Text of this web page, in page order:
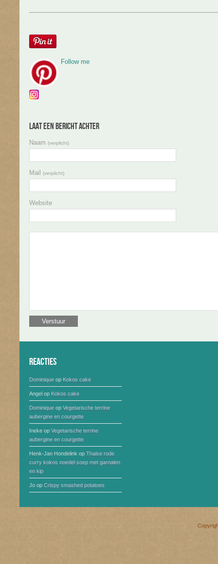
Follow me
Laat een bericht achter
Naam (verplicht)
Mail (verplicht)
Website
Reacties
Dominique op Kokos cake
Angel op Kokos cake
Dominique op Vegetarische terrine
aubergine en courgette
Ineke op Vegetarische terrine
aubergine en courgette
Henk-Jan Hondelink op Thaise rode
curry kokos noedel soep met garnalen
en kip
Jo op Crispy smashed potatoes